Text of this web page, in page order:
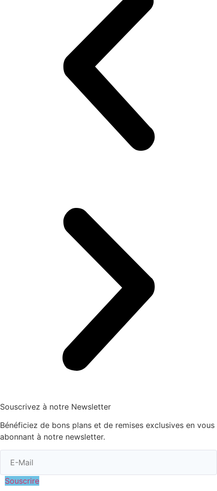
Souscrivez à notre Newsletter
Bénéficiez de bons plans et de remises exclusives en vous
abonnant à notre newsletter.
Souscrire